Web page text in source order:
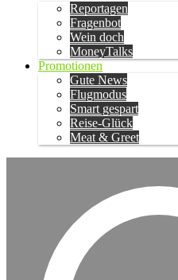
Reportagen
Fragenbot
Wein doch
MoneyTalks
Promotionen
Gute News
Flugmodus
Smart gespart
Reise-Glück
Meat & Greet